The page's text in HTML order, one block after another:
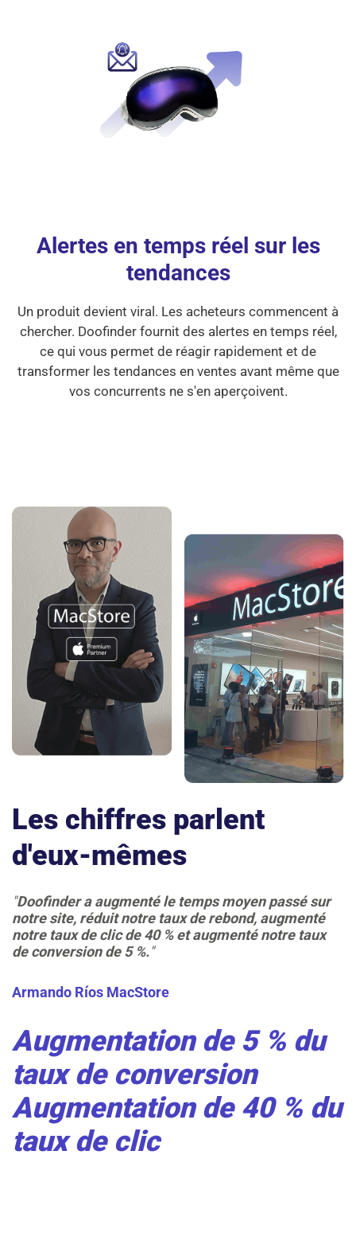
Alertes en temps réel sur les
tendances
Un produit devient viral. Les acheteurs commencent à
chercher. Doofinder fournit des alertes en temps réel,
ce qui vous permet de réagir rapidement et de
transformer les tendances en ventes avant même que
vos concurrents ne s'en aperçoivent.
Les chiffres parlent
d'eux-mêmes
"Doofinder a augmenté le temps moyen passé sur
notre site, réduit notre taux de rebond, augmenté
notre taux de clic de 40 % et augmenté notre taux
de conversion de 5 %."
Armando Ríos MacStore
Augmentation de 5 % du
taux de conversion
Augmentation de 40 % du
taux de clic